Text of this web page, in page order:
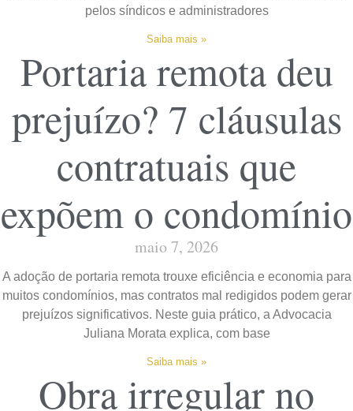
pelos síndicos e administradores
Saiba mais »
Portaria remota deu
prejuízo? 7 cláusulas
contratuais que
expõem o condomínio
maio 7, 2026
A adoção de portaria remota trouxe eficiência e economia para
muitos condomínios, mas contratos mal redigidos podem gerar
prejuízos significativos. Neste guia prático, a Advocacia
Juliana Morata explica, com base
Saiba mais »
Obra irregular no